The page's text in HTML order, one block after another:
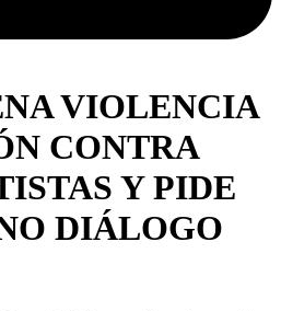
VIOLENCIA
CONTRA
Y PIDE
DIÁLOGO